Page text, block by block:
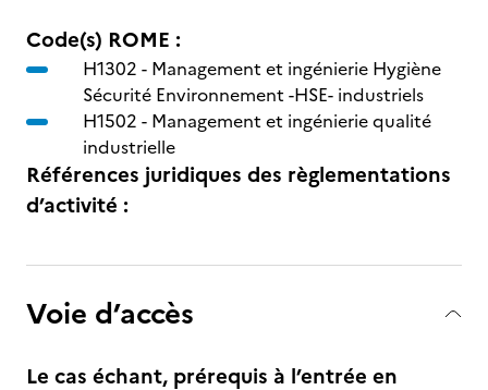
Code(s) ROME :
H1302 - Management et ingénierie Hygiène
Sécurité Environnement -HSE- industriels
H1502 - Management et ingénierie qualité
industrielle
Références juridiques des règlementations
d’activité :
Voie d’accès
Le cas échant, prérequis à l’entrée en